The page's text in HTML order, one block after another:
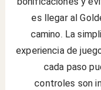
es llegar al
camino. La
experiencia de
cada paso
controles son